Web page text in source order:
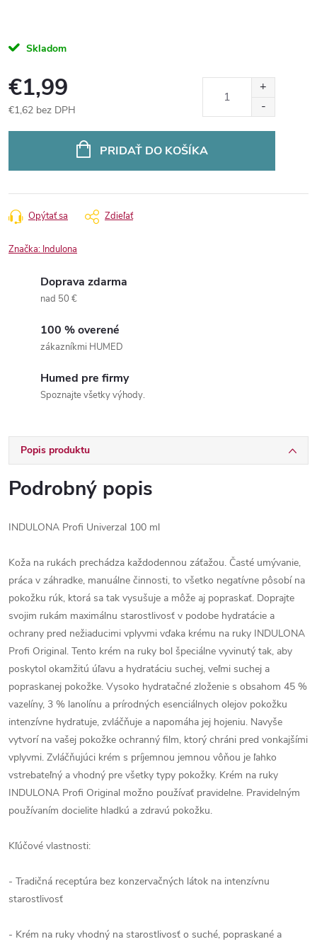
Skladom
€1,99
€1,62 bez DPH
PRIDAŤ DO KOŠÍKA
Opýtať sa Zdieľať
Značka: Indulona
Doprava zdarma
nad 50 €
100 % overené
zákazníkmi HUMED
Humed pre firmy
Spoznajte všetky výhody.
Popis produktu
Podrobný popis
INDULONA Profi Univerzal 100 ml
Koža na rukách prechádza každodennou záťažou. Časté umývanie,
práca v záhradke, manuálne činnosti, to všetko negatívne pôsobí na
pokožku rúk, ktorá sa tak vysušuje a môže aj popraskať. Doprajte
svojim rukám maximálnu starostlivosť v podobe hydratácie a
ochrany pred nežiaducimi vplyvmi vďaka krému na ruky INDULONA
Profi Original. Tento krém na ruky bol špeciálne vyvinutý tak, aby
poskytol okamžitú úľavu a hydratáciu suchej, veľmi suchej a
popraskanej pokožke. Vysoko hydratačné zloženie s obsahom 45 %
vazelíny, 3 % lanolínu a prírodných esenciálnych olejov pokožku
intenzívne hydratuje, zvláčňuje a napomáha jej hojeniu. Navyše
vytvorí na vašej pokožke ochranný film, ktorý chráni pred vonkajšími
vplyvmi. Zvláčňujúci krém s príjemnou jemnou vôňou je ľahko
vstrebateľný a vhodný pre všetky typy pokožky. Krém na ruky
INDULONA Profi Original možno používať pravidelne. Pravidelným
používaním docielite hladkú a zdravú pokožku.
Kľúčové vlastnosti:
- Tradičná receptúra bez konzervačných látok na intenzívnu
starostlivosť
- Krém na ruky vhodný na starostlivosť o suché, popraskané a